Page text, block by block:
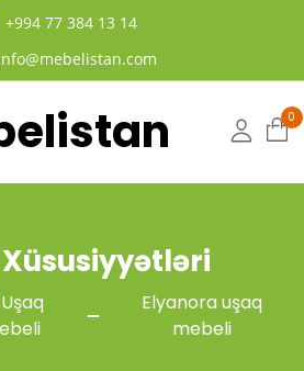
+994 77 384 13 14
0
Elyanora uşaq
mebeli